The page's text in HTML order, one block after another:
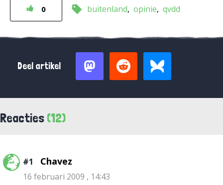
0 buitenland opinie qvdd
Deel artikel
Reacties (12)
#1 Chavez
16 februari 2009 , 14:43